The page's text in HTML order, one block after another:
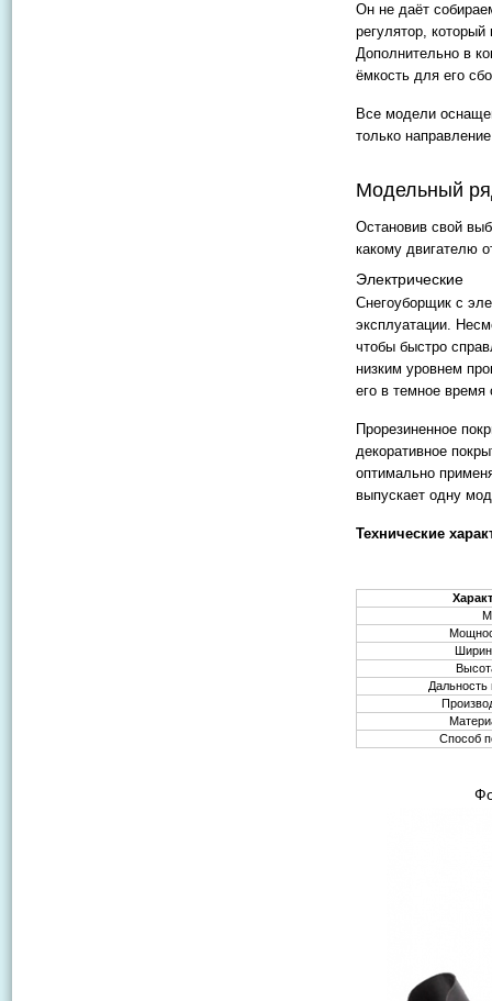
Он не даёт
регулятор,
Дополнительно в
ёмкость для его
Все модели
только
Модельный
Остановив свой
какому двигателю
Электрические
Снегоуборщик с
эксплуатации.
чтобы быстро
низким уровнем
его в темное время
Прорезиненное
декоративное
оптимально
выпускает одну
Технические
Дальность
Способ